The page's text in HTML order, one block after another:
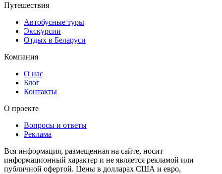
Путешествия
Автобусные туры
Экскурсии
Отдых в Беларуси
Компания
О нас
Блог
Контакты
О проекте
Вопросы и ответы
Реклама
Вся информация, размещенная на сайте, носит
информационный характер и не является рекламой или
публичной офертой. Цены в долларах США и евро,